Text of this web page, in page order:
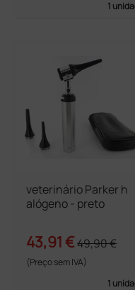
1
veterinário Parker h
alógeno - preto
43,91 €49,90 €
(Preço sem IVA)
1